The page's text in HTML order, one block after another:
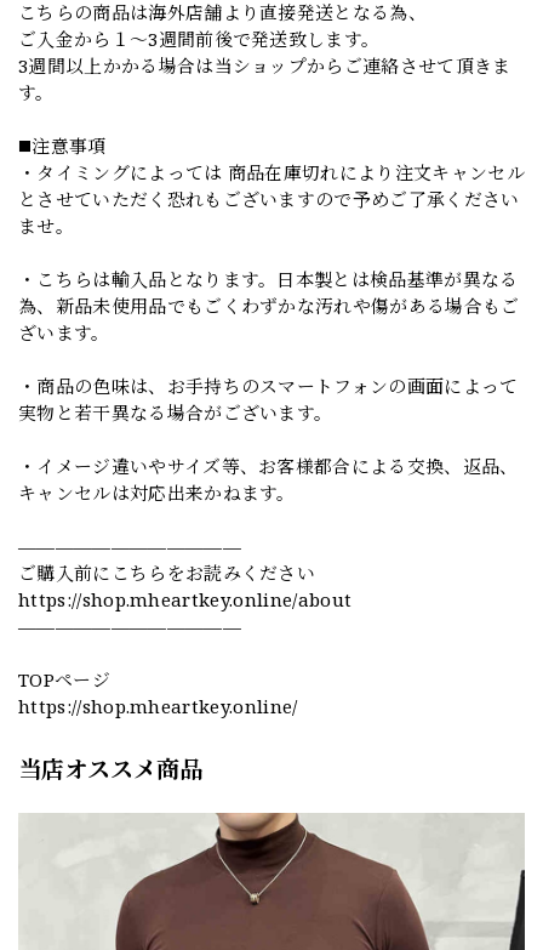
こちらの商品は海外店舗より直接発送となる為、
ご入金から１～3週間前後で発送致します。
3週間以上かかる場合は当ショップからご連絡させて頂きま
す。
◼️注意事項
・タイミングによっては 商品在庫切れにより注文キャンセル
とさせていただく恐れもございますので予めご了承ください
ませ。
・こちらは輸入品となります。日本製とは検品基準が異なる
為、新品未使用品でもごくわずかな汚れや傷がある場合もご
ざいます。
・商品の色味は、お手持ちのスマートフォンの画面によって
実物と若干異なる場合がございます。
・イメージ違いやサイズ等、お客様都合による交換、返品、
キャンセルは対応出来かねます。
————————————
ご購入前にこちらをお読みください
https://shop.mheartkey.online/about
————————————
TOPページ
https://shop.mheartkey.online/
当店オススメ商品